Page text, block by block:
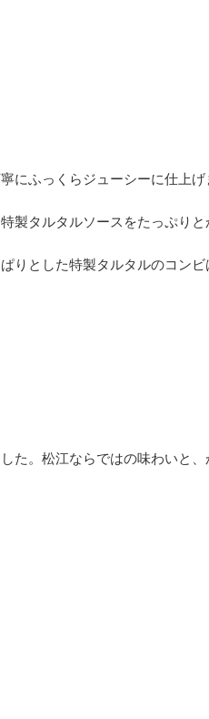
にふっくらジューシーに仕上げ
製タルタルソースをたっぷりと
りとした特製タルタルのコンビ
た。松江ならではの味わいと